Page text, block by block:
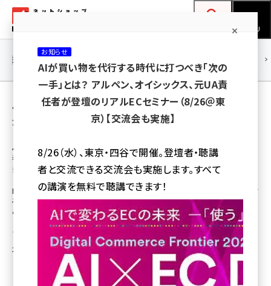
ン
ネットショップ担当者フォーラム
MENU
yahoo (1901)
楽天 (1871)
アスクル (1119)
base (1077)
ビィ・フォアード (773)
連載・特集 |
用語「BS朝日」 が使われている記事の一覧
全 2 記事中 1 ～ 2 を表示中
ハルメクが初の冠通販番組をBS朝日で放送。
番組名は「藤田朋子&たんぽぽの ハルメクと
きめくショッピング」
BS朝日のメインターゲットは50歳代以上の視聴者で、その世代にアピールす
る番組作りに取り組んでたという。また、2022年以降は放送外収入の拡大を
めざし、自社売主の独自通販番組の制作にも力を入れている。
[執筆]
2024年10月30日 8:30
お知らせ
AIが買い物を代行する時代に打つべき「次の
一手」とは？ アルペン、オイシックス、元UA責
任者が登壇のリアルECセミナー（8/26＠東
京）【交流会も実施】
8/26（水）、東京・四谷で開催。登壇者・聴講
者と交流できる交流会も実施します。すべて
の講演を無料で聴講できます！